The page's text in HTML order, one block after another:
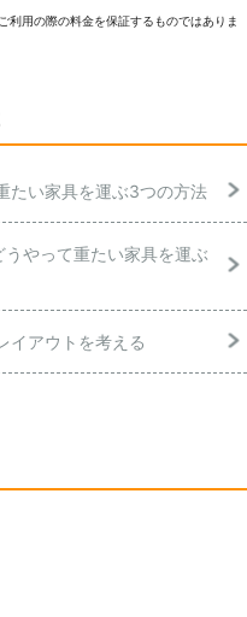
利⽤の際の料⾦を保証するものではありま
たい家具を運ぶ3つの方法
やって重たい家具を運ぶ
イアウトを考える